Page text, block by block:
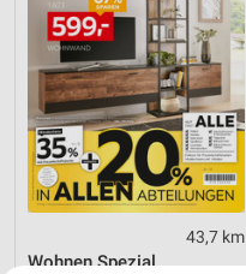
43,7 km
Wohnen Spezial